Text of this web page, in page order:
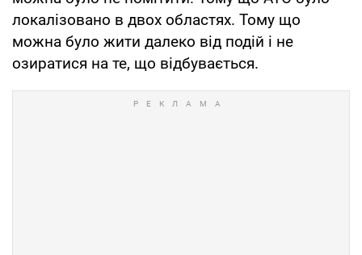
локалізовано в двох областях. Тому що
можна було жити далеко від подій і не
озиратися на те, що відбувається.